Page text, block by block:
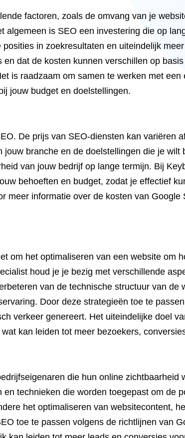
factoren, zoals de omvang van je
is SEO een investering die op
in zoekresultaten en uiteindelijk
dat de kosten kunnen verschillen op
is raadzaam om samen te werken met
jouw budget en doelstellingen.
De prijs van SEO-diensten kan variëren
branche en de doelstellingen die je wilt
van jouw bedrijf op lange termijn. Bij
behoeften en budget, zodat je effectief
meer informatie over de kosten van Google
om het optimaliseren van een website om
houd je je bezig met verschillende
van de technische structuur van de
Door deze strategieën toe te
verkeer genereert. Het uiteindelijke doel
kan leiden tot meer bezoekers,
die hun online zichtbaarheid
technieken die worden toegepast om de
het optimaliseren van websitecontent,
toe te passen volgens de richtlijnen van